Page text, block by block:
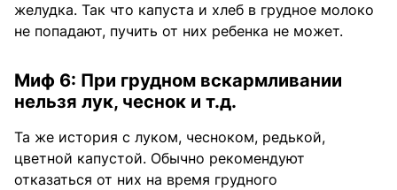
желудка. Так что капуста и хлеб в грудное молоко
не попадают, пучить от них ребенка не может.
Миф 6: При грудном вскармливании
нельзя лук, чеснок и т.д.
Та же история с луком, чесноком, редькой,
цветной капустой. Обычно рекомендуют
отказаться от них на время грудного